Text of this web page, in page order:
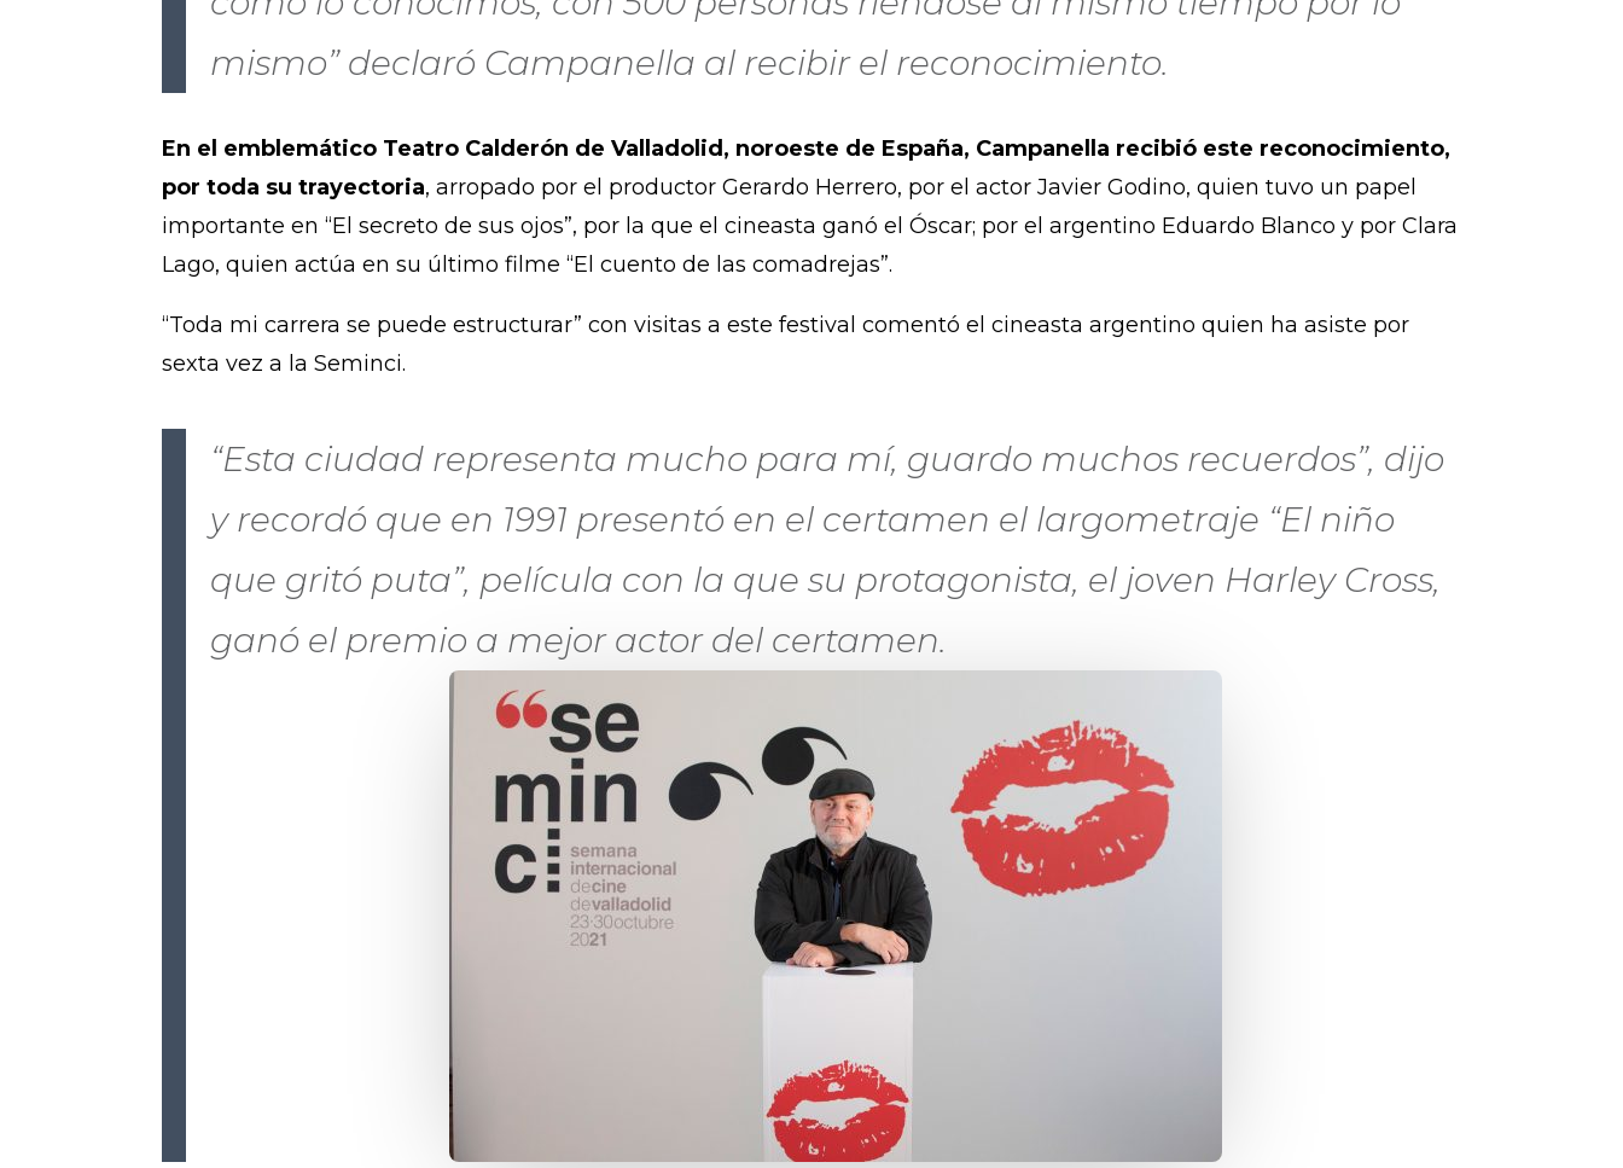
mismo” declaró Campanella al recibir el reconocimiento.
En el emblemático Teatro Calderón de Valladolid, noroeste de España, Campanella recibió este reconocimiento,
por toda su trayectoria, arropado por el productor Gerardo Herrero, por el actor Javier Godino, quien tuvo un papel
importante en “El secreto de sus ojos”, por la que el cineasta ganó el Óscar; por el argentino Eduardo Blanco y por Clara
Lago, quien actúa en su último filme “El cuento de las comadrejas”.
“Toda mi carrera se puede estructurar” con visitas a este festival comentó el cineasta argentino quien ha asiste por
sexta vez a la Seminci.
“Esta ciudad representa mucho para mí, guardo muchos recuerdos”, dijo
y recordó que en 1991 presentó en el certamen el largometraje “El niño
que gritó puta”, película con la que su protagonista, el joven Harley Cross,
ganó el premio a mejor actor del certamen.